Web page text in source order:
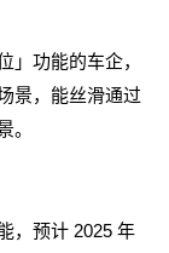
」功能的车企，
景，能丝滑通过
。
，预计 2025 年